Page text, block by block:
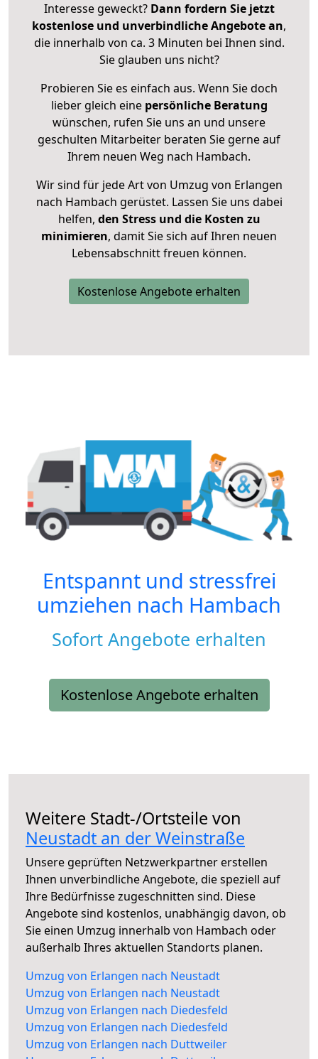
Interesse geweckt? Dann fordern Sie jetzt
kostenlose und unverbindliche Angebote an,
die innerhalb von ca. 3 Minuten bei Ihnen sind.
Sie glauben uns nicht?
Probieren Sie es einfach aus. Wenn Sie doch
lieber gleich eine persönliche Beratung
wünschen, rufen Sie uns an und unsere
geschulten Mitarbeiter beraten Sie gerne auf
Ihrem neuen Weg nach Hambach.
Wir sind für jede Art von Umzug von Erlangen
nach Hambach gerüstet. Lassen Sie uns dabei
helfen, den Stress und die Kosten zu
minimieren, damit Sie sich auf Ihren neuen
Lebensabschnitt freuen können.
Kostenlose Angebote erhalten
Entspannt und stressfrei
umziehen nach Hambach
Sofort Angebote erhalten
Kostenlose Angebote erhalten
Weitere Stadt-/Ortsteile von
Neustadt an der Weinstraße
Unsere geprüften Netzwerkpartner erstellen
Ihnen unverbindliche Angebote, die speziell auf
Ihre Bedürfnisse zugeschnitten sind. Diese
Angebote sind kostenlos, unabhängig davon, ob
Sie einen Umzug innerhalb von Hambach oder
außerhalb Ihres aktuellen Standorts planen.
Umzug von Erlangen nach Neustadt
Umzug von Erlangen nach Neustadt
Umzug von Erlangen nach Diedesfeld
Umzug von Erlangen nach Diedesfeld
Umzug von Erlangen nach Duttweiler